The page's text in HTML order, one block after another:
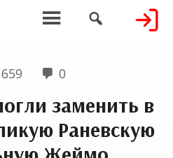
 
659  0
заменить в
Раневскую